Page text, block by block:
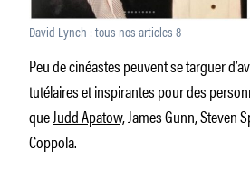
David Lynch : tous nos articles 8
Peu de cinéastes peuvent se targuer
tutélaires et inspirantes pour des
queJudd Apatow,James Gunn, Steven
Coppola.